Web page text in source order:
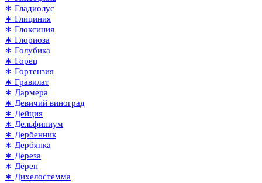
∗ Гладиолус
∗ Глициния
∗ Глоксиния
∗ Глориоза
∗ Голубика
∗ Горец
∗ Гортензия
∗ Гравилат
∗ Дармера
∗ Девичий виноград
∗ Дейция
∗ Дельфиниум
∗ Дербенник
∗ Дербянка
∗ Дереза
∗ Дёрен
∗ Дихелостемма